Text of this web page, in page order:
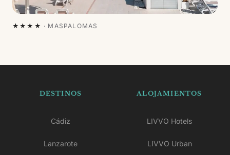
★★★★ · MASPALOMAS
DESTINOS
Cádiz
Lanzarote
ALOJAMIENTOS
LIVVO Hotels
LIVVO Urban